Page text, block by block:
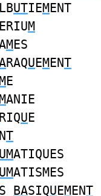
LBUTIEMENT
M
MES
RAQUEMENT
E
ANIE
RIQUE
T
UMATIQUES
UMATISMES
S BASIQUEMENT